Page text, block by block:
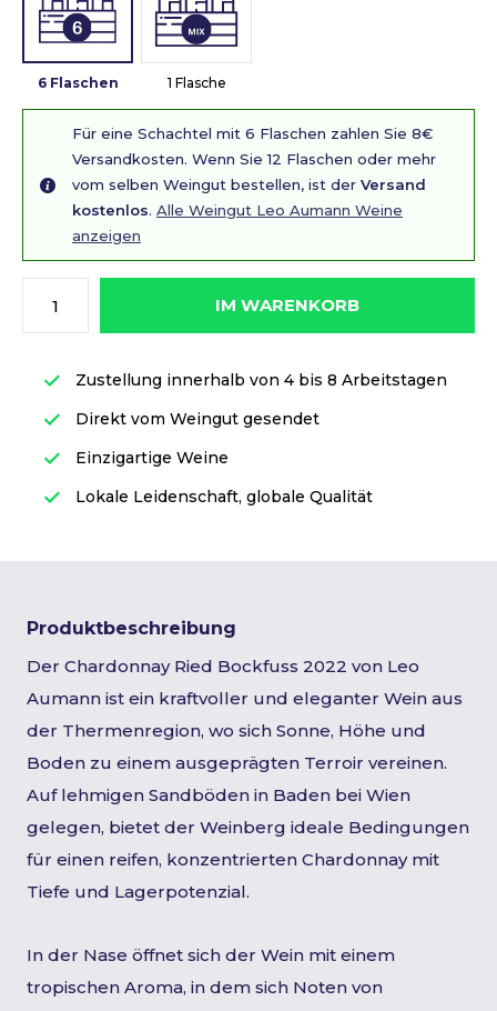
6 Flaschen 1 Flasche
Für eine Schachtel mit 6 Flaschen zahlen Sie 8€
Versandkosten. Wenn Sie 12 Flaschen oder mehr
vom selben Weingut bestellen, ist der Versand
kostenlos. Alle Weingut Leo Aumann Weine
anzeigen
IM WARENKORB
Zustellung innerhalb von 4 bis 8 Arbeitstagen
Direkt vom Weingut gesendet
Einzigartige Weine
Lokale Leidenschaft, globale Qualität
Produktbeschreibung
Der Chardonnay Ried Bockfuss 2022 von Leo
Aumann ist ein kraftvoller und eleganter Wein aus
der Thermenregion, wo sich Sonne, Höhe und
Boden zu einem ausgeprägten Terroir vereinen.
Auf lehmigen Sandböden in Baden bei Wien
gelegen, bietet der Weinberg ideale Bedingungen
für einen reifen, konzentrierten Chardonnay mit
Tiefe und Lagerpotenzial.
In der Nase öffnet sich der Wein mit einem
tropischen Aroma, in dem sich Noten von